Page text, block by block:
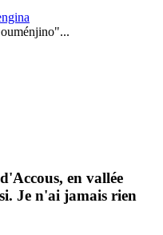
en vallée
Je n'ai jamais rien